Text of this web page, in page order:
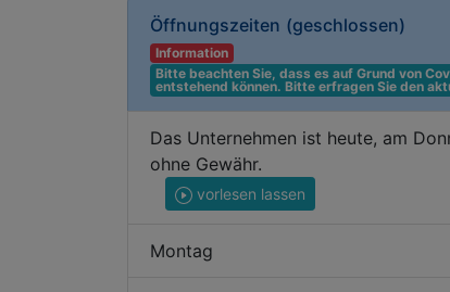
Öffnungszeiten (geschlossen)
Information
Bitte beachten Sie, dass es auf Grund von
entstehend können. Bitte erfragen Sie den
Das Unternehmen ist heute, am
ohne Gewähr.
vorlesen lassen
Montag